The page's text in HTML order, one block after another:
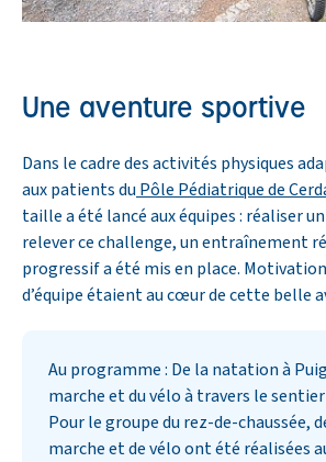
Une aventure sportive
Dans le cadre des activités physiques
aux patients duPôle Pédiatrique de
taille a été lancé aux équipes : réaliser
relever ce challenge, un entraînement
progressif a été mis en place.
d’équipe étaient au cœur de cette belle
Au programme : De la natation à
marche et du vélo à travers le
Pour le groupe du rez-de-chaussée,
marche et de vélo ont été réalisées